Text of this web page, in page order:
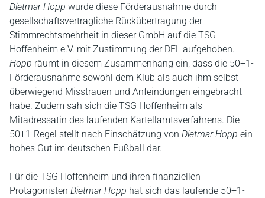
Dietmar Hopp wurde diese Förderausnahme durch
gesellschaftsvertragliche Rückübertragung der
Stimmrechtsmehrheit in dieser GmbH auf die TSG
Hoffenheim e.V. mit Zustimmung der DFL aufgehoben.
Hopp räumt in diesem Zusammenhang ein, dass die 50+1-
Förderausnahme sowohl dem Klub als auch ihm selbst
überwiegend Misstrauen und Anfeindungen eingebracht
habe. Zudem sah sich die TSG Hoffenheim als
Mitadressatin des laufenden Kartellamtsverfahrens. Die
50+1-Regel stellt nach Einschätzung von Dietmar Hopp ein
hohes Gut im deutschen Fußball dar.
Für die TSG Hoffenheim und ihren finanziellen
Protagonisten Dietmar Hopp hat sich das laufende 50+1-